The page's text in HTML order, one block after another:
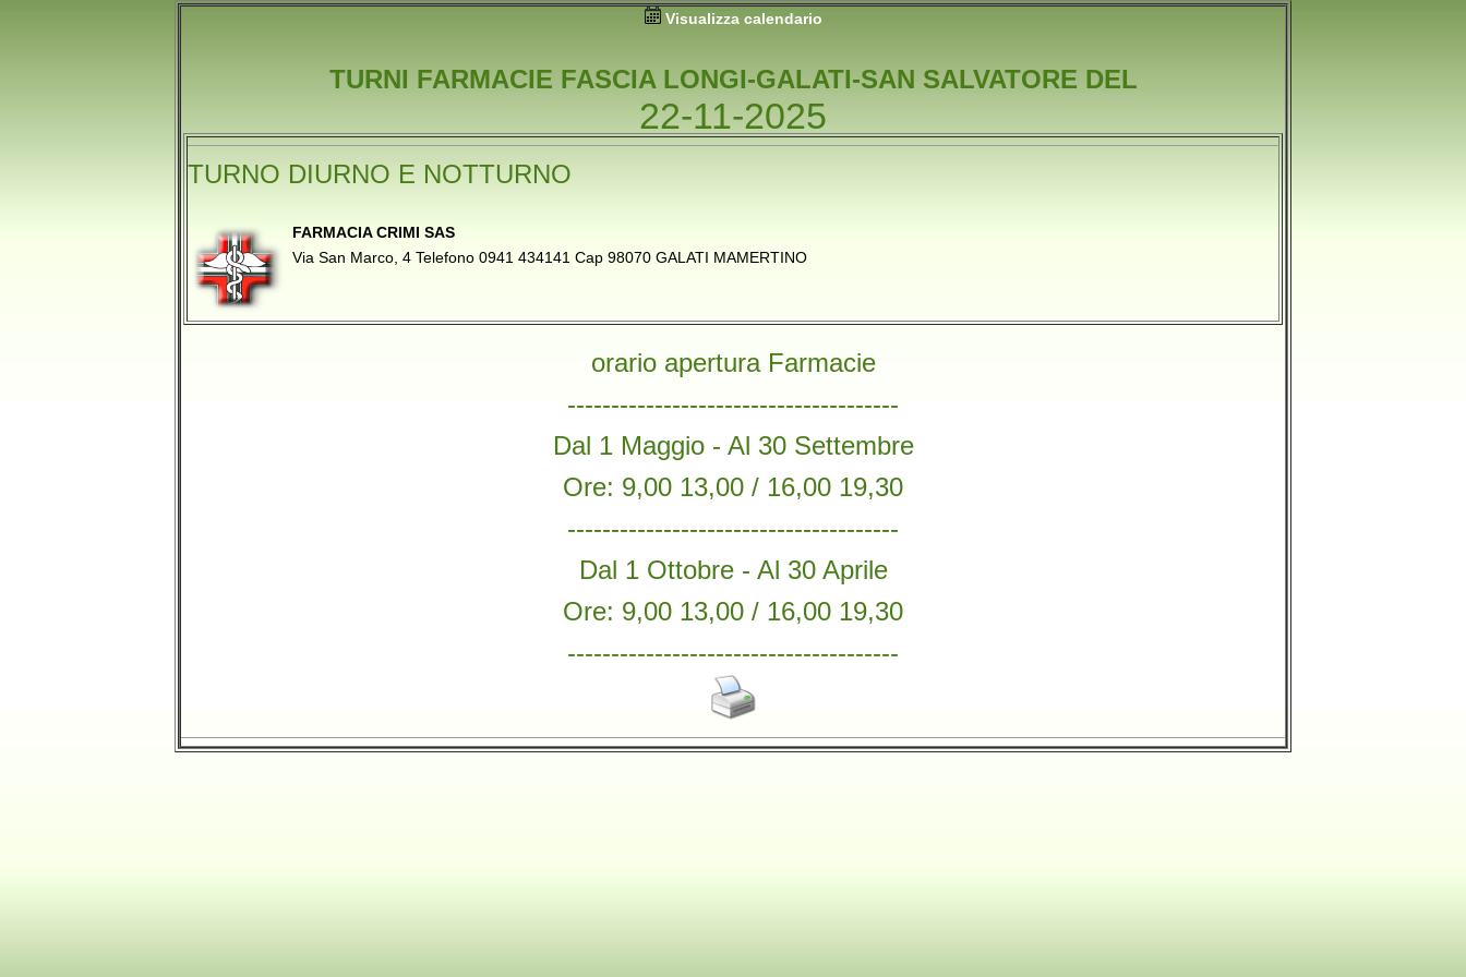
Visualizza calendario
TURNI FARMACIE FASCIA LONGI-GALATI-SAN SALVATORE DEL
22-11-2025
TURNO DIURNO E NOTTURNO
FARMACIA CRIMI SAS
Via San Marco, 4 Telefono 0941 434141 Cap 98070 GALATI MAMERTINO
orario apertura Farmacie
--------------------------------------
Dal 1 Maggio - Al 30 Settembre
Ore: 9,00 13,00 / 16,00 19,30
--------------------------------------
Dal 1 Ottobre - Al 30 Aprile
Ore: 9,00 13,00 / 16,00 19,30
--------------------------------------